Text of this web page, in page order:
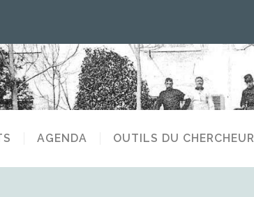
AGENDA OUTILS DU CHERCHEUR